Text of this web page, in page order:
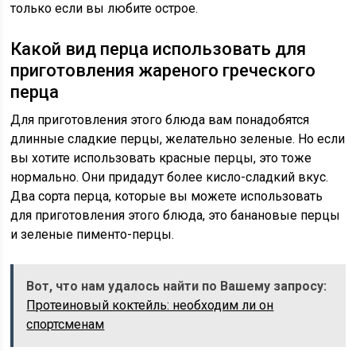
только если вы любите острое.
Какой вид перца использовать для
приготовления жареного греческого
перца
Для приготовления этого блюда вам понадобятся
длинные сладкие перцы, желательно зеленые. Но если
вы хотите использовать красные перцы, это тоже
нормально. Они придадут более кисло-сладкий вкус.
Два сорта перца, которые вы можете использовать
для приготовления этого блюда, это банановые перцы
и зеленые пименто-перцы.
Вот, что нам удалось найти по Вашему запросу:
Протеиновый коктейль: необходим ли он
спортсменам